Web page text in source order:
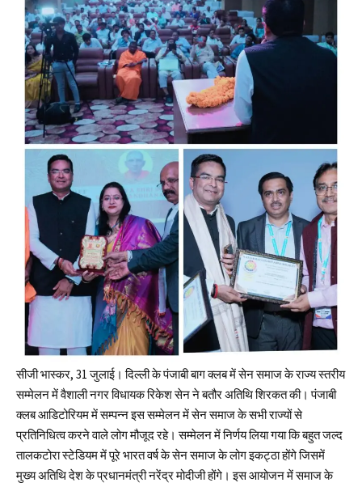
सीजी भास्कर, 31 जुलाई। दिल्ली के पंजाबी बाग क्लब में सेन समाज के राज्य स्तरीय
सम्मेलन में वैशाली नगर विधायक रिकेश सेन ने बतौर अतिथि शिरकत की। पंजाबी
क्लब आडिटोरियम में सम्पन्न इस सम्मेलन में सेन समाज के सभी राज्यों से
प्रतिनिधित्व करने वाले लोग मौजूद रहे। सम्मेलन में निर्णय लिया गया कि बहुत जल्द
तालकटोरा स्टेडियम में पूरे भारत वर्ष के सेन समाज के लोग इकट्ठा होंगे जिसमें
मुख्य अतिथि देश के प्रधानमंत्री नरेंद्र मोदीजी होंगे। इस आयोजन में समाज के